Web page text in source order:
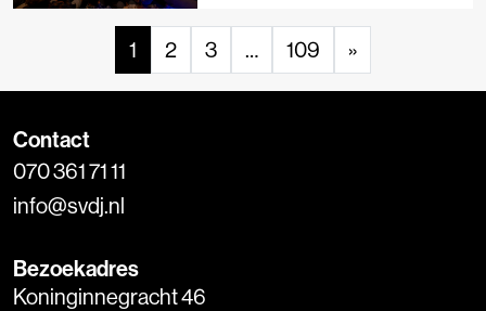
1 2 3 … 109 »
Contact
070 361 71 11
info@svdj.nl
Bezoekadres
Koninginnegracht 46